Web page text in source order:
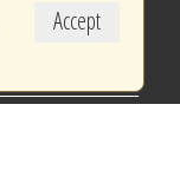
Accept